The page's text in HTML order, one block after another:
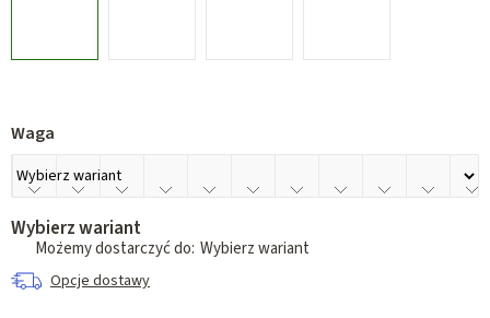
Waga
Wybierz wariant
Wybierz wariant
Opcje dostawy